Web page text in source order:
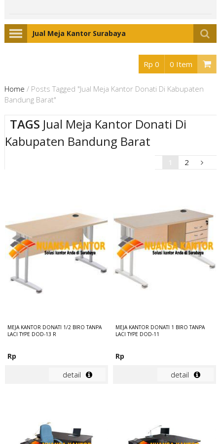
Jual Meja Kantor Surabaya
Rp 0 0 Item
Home / Posts Tagged "Jual Meja Kantor Donati Di Kabupaten
Bandung Barat"
TAGS Jual Meja Kantor Donati Di
Kabupaten Bandung Barat
2
MEJA KANTOR DONATI 1/2 BIRO TANPA
LACI TYPE DOD-13 R
Rp
detail
MEJA KANTOR DONATI 1 BIRO TANPA
LACI TYPE DOD-11
Rp
detail